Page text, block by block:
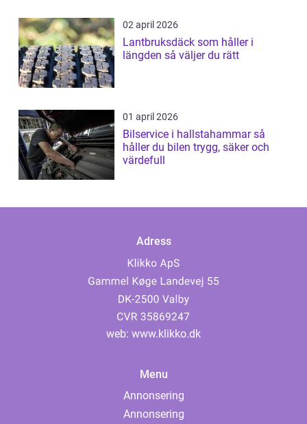
02 april 2026
Lantbruksdäck som håller i
längden så väljer du rätt
01 april 2026
Bilservice i hallstahammar så
håller du bilen trygg, säker och
värdefull
Adress
web: www.klikko.dk
Menu
Annonsering
Annonsering